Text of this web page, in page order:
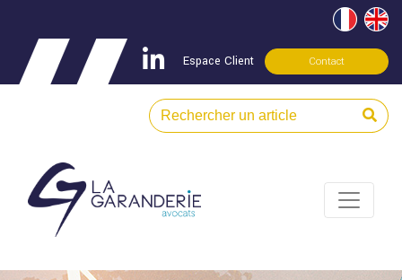
Espace Client Contact